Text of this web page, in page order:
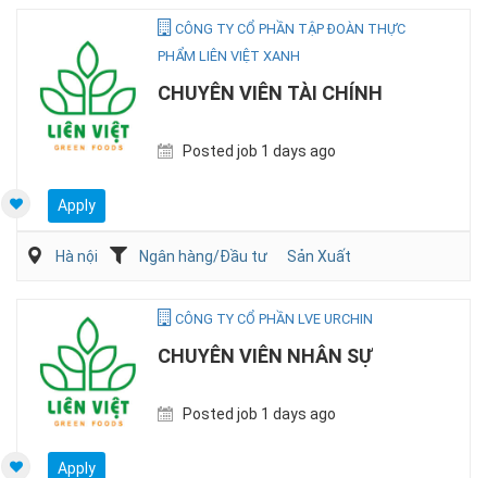
CÔNG TY CỔ PHẦN TẬP ĐOÀN THỰC
PHẨM LIÊN VIỆT XANH
CHUYÊN VIÊN TÀI CHÍNH
Posted job 1 days ago
Apply
Hà nội Ngân hàng/Đầu tư Sản Xuất
CÔNG TY CỔ PHẦN LVE URCHIN
CHUYÊN VIÊN NHÂN SỰ
Posted job 1 days ago
Apply